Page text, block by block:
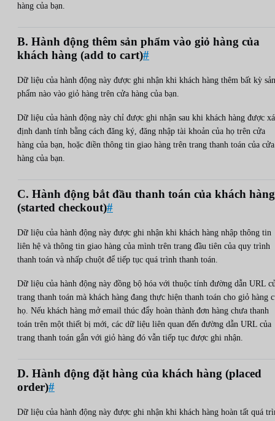
hàng của bạn.
B. Hành động thêm sản phẩm vào giỏ hàng của
khách hàng (add to cart)#
Dữ liệu của hành động này được ghi nhận khi khách hàng thêm bất kỳ sản
phẩm nào vào giỏ hàng trên cửa hàng của bạn.
Dữ liệu của hành động này chỉ được ghi nhận sau khi khách hàng được
định danh tính bằng cách đăng ký, đăng nhập tài khoản của họ trên cửa
hàng của bạn, hoặc điền thông tin giao hàng trên trang thanh toán của cửa
hàng của bạn.
C. Hành động bắt đầu thanh toán của khách hàng
(started checkout)#
Dữ liệu của hành động này được ghi nhận khi khách hàng nhập thông tin
liên hệ và thông tin giao hàng của mình trên trang đầu tiên của quy trình
thanh toán và nhấp chuột để tiếp tục quá trình thanh toán.
Dữ liệu của hành động này đồng bộ hóa với thuộc tính đường dẫn URL
trang thanh toán mà khách hàng đang thực hiện thanh toán cho giỏ hàng
họ. Nếu khách hàng mở email thúc đẩy hoàn thành đơn hàng chưa thanh
toán trên một thiết bị mới, các dữ liệu liên quan đến đường dẫn URL của
trang thanh toán gắn với giỏ hàng đó vẫn tiếp tục được ghi nhận.
D. Hành động đặt hàng của khách hàng (placed
order)#
Dữ liệu của hành động này được ghi nhận khi khách hàng hoàn tất quá